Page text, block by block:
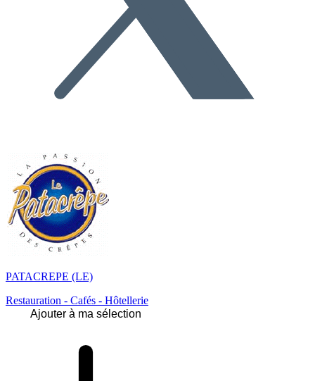
PATACREPE (LE)
Restauration - Cafés - Hôtellerie
Ajouter à ma sélection